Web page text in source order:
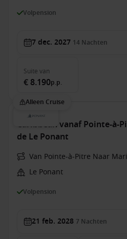
Volpension
7 dec. 2027 14 Nachten
Suite van
€ 8.190p.p.
Alleen Cruise
Caribbean vanaf Pointe-à-
de Le Ponant
Van Pointe-à-Pitre Naar
Le Ponant
Volpension
21 feb. 2028 7 Nachten